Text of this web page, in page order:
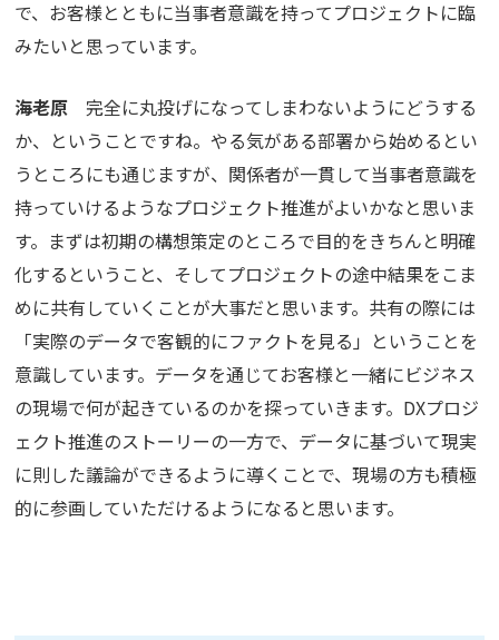
で、お客様とともに当事者意識を持ってプロジェクトに臨
みたいと思っています。
海老原 完全に丸投げになってしまわないようにどうする
か、ということですね。やる気がある部署から始めるとい
うところにも通じますが、関係者が一貫して当事者意識を
持っていけるようなプロジェクト推進がよいかなと思いま
す。まずは初期の構想策定のところで目的をきちんと明確
化するということ、そしてプロジェクトの途中結果をこま
めに共有していくことが大事だと思います。共有の際には
「実際のデータで客観的にファクトを見る」ということを
意識しています。データを通じてお客様と一緒にビジネス
の現場で何が起きているのかを探っていきます。DXプロジ
ェクト推進のストーリーの一方で、データに基づいて現実
に則した議論ができるように導くことで、現場の方も積極
的に参画していただけるようになると思います。